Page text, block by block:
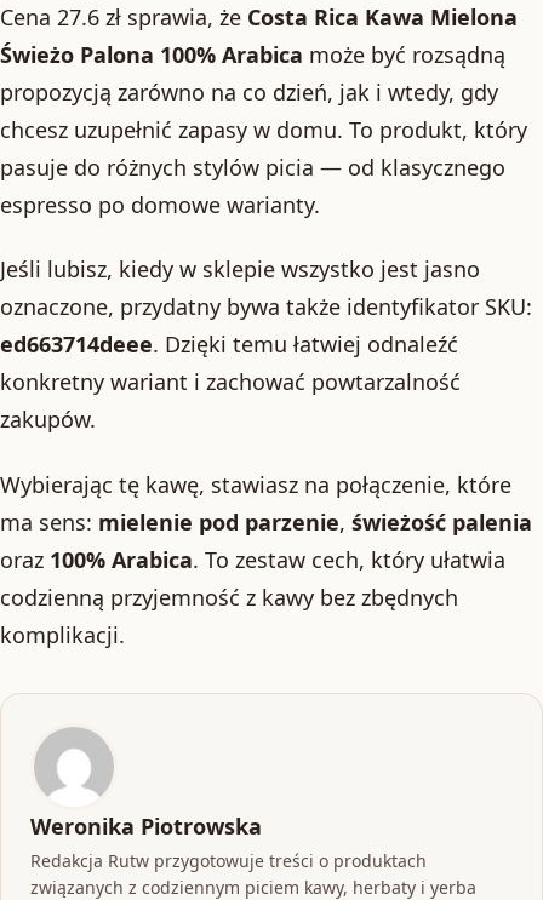
Cena 27.6 zł sprawia, że Costa Rica Kawa Mielona
Świeżo Palona 100% Arabica może być rozsądną
propozycją zarówno na co dzień, jak i wtedy, gdy
chcesz uzupełnić zapasy w domu. To produkt, który
pasuje do różnych stylów picia — od klasycznego
espresso po domowe warianty.
Jeśli lubisz, kiedy w sklepie wszystko jest jasno
oznaczone, przydatny bywa także identyfikator SKU:
ed663714deee. Dzięki temu łatwiej odnaleźć
konkretny wariant i zachować powtarzalność
zakupów.
Wybierając tę kawę, stawiasz na połączenie, które
ma sens: mielenie pod parzenie, świeżość palenia
oraz 100% Arabica. To zestaw cech, który ułatwia
codzienną przyjemność z kawy bez zbędnych
komplikacji.
Weronika Piotrowska
Redakcja Rutw przygotowuje treści o produktach
związanych z codziennym piciem kawy, herbaty i yerba